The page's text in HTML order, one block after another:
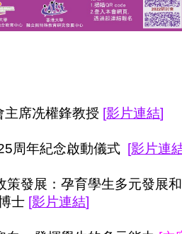
席冼權鋒教授 [影片連結]
周年紀念啟動儀式 [影片連
策發展：孕育學生多元發展
士 [影片連結]